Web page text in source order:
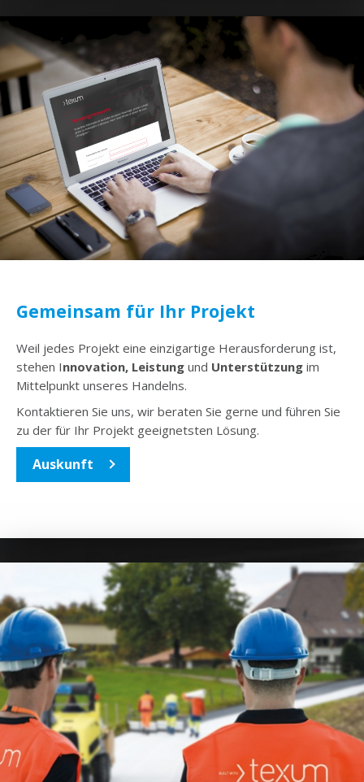
Gemeinsam für Ihr Projekt
Weil jedes Projekt eine einzigartige Herausforderung ist,
stehen Innovation, Leistung und Unterstützung im
Mittelpunkt unseres Handelns.
Kontaktieren Sie uns, wir beraten Sie gerne und führen Sie
zu der für Ihr Projekt geeignetsten Lösung.
Auskunft